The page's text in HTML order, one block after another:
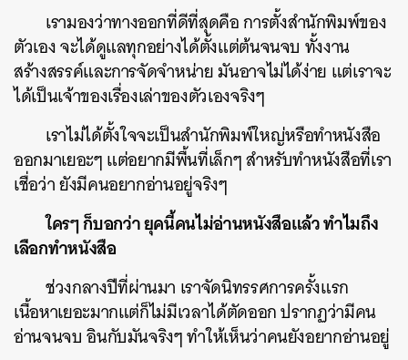
เรามองว่าทางออกที่ดีที่สุดคือ การตั้งสำนักพิมพ์ของ
ตัวเอง จะได้ดูแลทุกอย่างได้ตั้งแต่ต้นจนจบ ทั้งงาน
สร้างสรรค์และการจัดจำหน่าย มันอาจไม่ได้ง่าย แต่เราจะ
ได้เป็นเจ้าของเรื่องเล่าของตัวเองจริงๆ
เราไม่ได้ตั้งใจจะเป็นสำนักพิมพ์ใหญ่หรือทำหนังสือ
ออกมาเยอะๆ แต่อยากมีพื้นที่เล็กๆ สำหรับทำหนังสือที่เรา
เชื่อว่า ยังมีคนอยากอ่านอยู่จริงๆ
ใครๆ ก็บอกว่า ยุคนี้คนไม่อ่านหนังสือแล้ว ทำไมถึง
เลือกทำหนังสือ
ช่วงกลางปีที่ผ่านมา เราจัดนิทรรศการครั้งแรก
เนื้อหาเยอะมากแต่ก็ไม่มีเวลาได้ตัดออก ปรากฏว่ามีคน
อ่านจนจบ อินกับมันจริงๆ ทำให้เห็นว่าคนยังอยากอ่านอยู่